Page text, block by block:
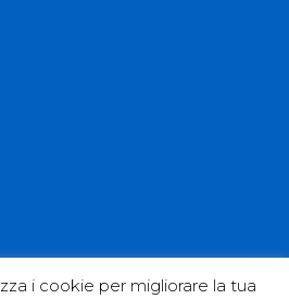
i cookie per migliorare la tua